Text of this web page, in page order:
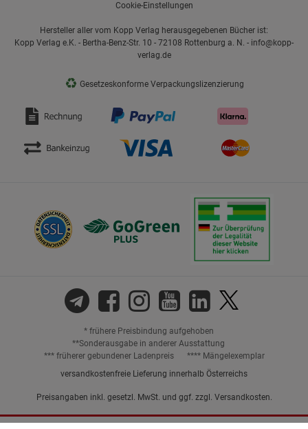
Cookie-Einstellungen
Hersteller aller vom Kopp Verlag herausgegebenen Bücher ist:
Kopp Verlag e.K. - Bertha-Benz-Str. 10 - 72108 Rottenburg a. N. - info@kopp-
verlag.de
♻ Gesetzeskonforme Verpackungslizenzierung
* frühere Preisbindung aufgehoben
**Sonderausgabe in anderer Ausstattung
*** früherer gebundener Ladenpreis
**** Mängelexemplar
versandkostenfreie Lieferung innerhalb Österreichs
Preisangaben inkl. gesetzl. MwSt. und ggf. zzgl. Versandkosten.